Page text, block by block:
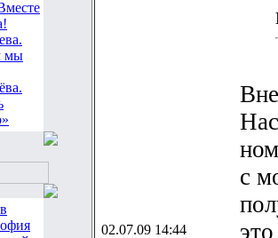
мы
02.07.09 14:44
с